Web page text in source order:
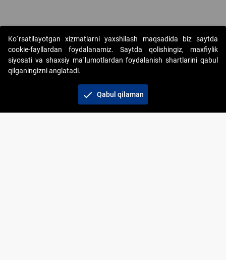
Copyright © 2017-2026. "Elektron onlayn-auksionlarni
tashkil etish" AJ. Barcha huquqlar himoyalangan
Ko`rsatilayotgan xizmatlarni yaxshilash maqsadida biz saytda
cookie-fayllardan foydalanamiz. Saytda qolishingiz, maxfiylik
siyosati va shaxsiy ma`lumotlardan foydalanish shartlarini qabul
qilganingizni anglatadi.
check Qabul qilaman